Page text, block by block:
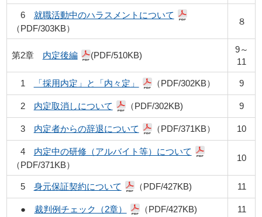
6 就職活動中のハラスメントについて
（PDF/303KB）
８
第2章 内定後編 (PDF/510KB)
9～
11
1 「採用内定」と「内々定」 （PDF/302KB） 9
2 内定取消しについて （PDF/302KB) 9
3 内定者からの辞退について （PDF/371KB） 10
4 内定中の研修（アルバイト等）について
（PDF/371KB）
10
5 身元保証契約について （PDF/427KB) 11
● 裁判例チェック（2章） （PDF/427KB) 11